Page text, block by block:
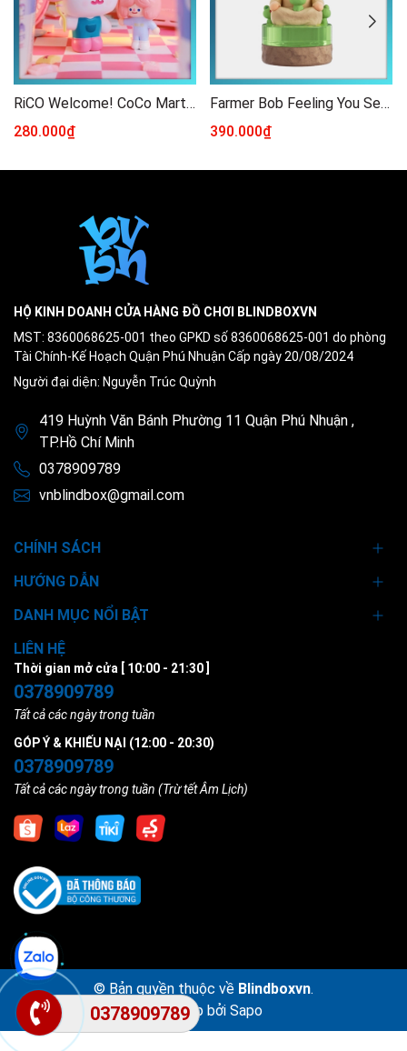
RiCO Welcome! CoCo Mart Series
280.000₫
Farmer Bob Feeling You Series Blindbox Finding Unicorn
390.000₫
HỘ KINH DOANH CỬA HÀNG ĐỒ CHƠI BLINDBOXVN
MST: 8360068625-001 theo GPKD số 8360068625-001 do phòng
Tài Chính-Kế Hoạch Quận Phú Nhuận Cấp ngày 20/08/2024
Người đại diện: Nguyễn Trúc Quỳnh
419 Huỳnh Văn Bánh Phường 11 Quận Phú Nhuận ,
TP.Hồ Chí Minh
0378909789
vnblindbox@gmail.com
CHÍNH SÁCH
HƯỚNG DẪN
DANH MỤC NỔI BẬT
LIÊN HỆ
Thời gian mở cửa [ 10:00 - 21:30 ]
0378909789
Tất cả các ngày trong tuần
GÓP Ý & KHIẾU NẠI (12:00 - 20:30)
0378909789
Tất cả các ngày trong tuần (Trừ tết Âm Lịch)
© Bản quyền thuộc về Blindboxvn.
Cung cấp bởi Sapo
0378909789